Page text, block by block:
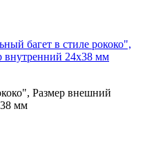
Размер внешний
мм